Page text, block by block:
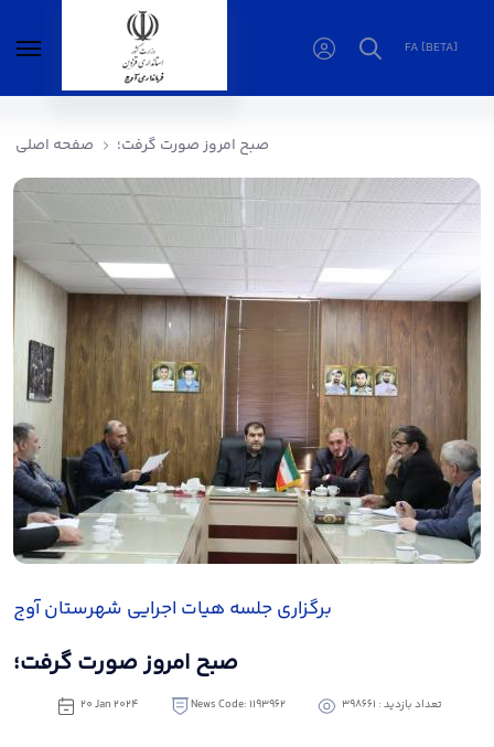
FA [BETA]
صفحه اصلی صبح امروز صورت گرفت؛
برگزاری جلسه هیات اجرایی شهرستان آوج
صبح امروز صورت گرفت؛
20 Jan 2024 News Code: 1193962 تعداد بازدید : 398661